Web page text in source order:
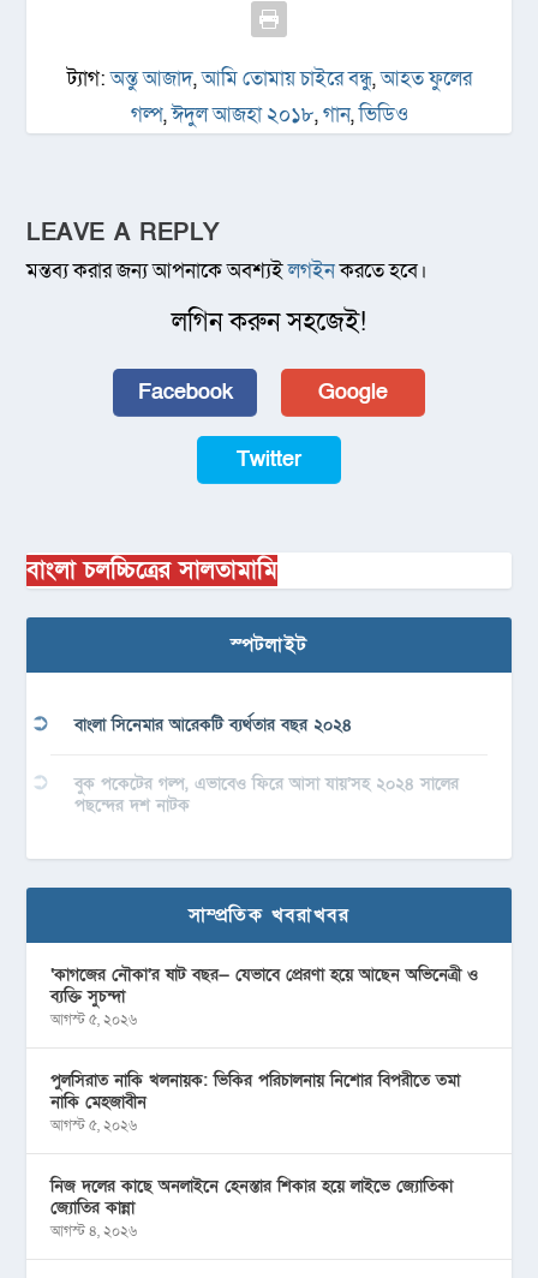
ট্যাগ:অন্তু আজাদ,আমি তোমায় চাইরে বন্ধু,আহত ফুলের
গল্প,ঈদুল আজহা ২০১৮,গান,ভিডিও
LEAVE A REPLY
মন্তব্য করার জন্য আপনাকে অবশ্যইলগইনকরতে হবে।
লগিন করুন সহজেই!
Facebook Google
Twitter
বাংলা চলচ্চিত্রের সালতামামি
স্পটলাইট
বাংলা সিনেমার আরেকটি ব্যর্থতার বছর ২০২৪
বুক পকেটের গল্প, এভাবেও ফিরে আসা যায়’সহ ২০২৪ সালের
পছন্দের দশ নাটক
সাম্প্রতিক খবরাখবর
‘কাগজের নৌকা’র ষাট বছর— যেভাবে প্রেরণা হয়ে আছেন অভিনেত্রী ও
ব্যক্তি সুচন্দা
আগস্ট ৫, ২০২৬
পুলসিরাত নাকি খলনায়ক: ভিকির পরিচালনায় নিশোর বিপরীতে তমা
নাকি মেহজাবীন
আগস্ট ৫, ২০২৬
নিজ দলের কাছে অনলাইনে হেনস্তার শিকার হয়ে লাইভে জ্যোতিকা
জ্যোতির কান্না
আগস্ট ৪, ২০২৬